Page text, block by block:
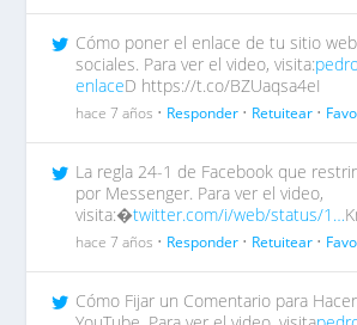
Cómo poner el enlace de tu sitio
sociales. Para ver el video, visita:
enlaceD https://t.co/BZUaqsa4eI
hace 7 años • Responder • Retuitear •
La regla 24-1 de Facebook que
por Messenger. Para ver el video,
visita:�twitter.com/i/web/status/1…
hace 7 años • Responder • Retuitear •
Cómo Fijar un Comentario para